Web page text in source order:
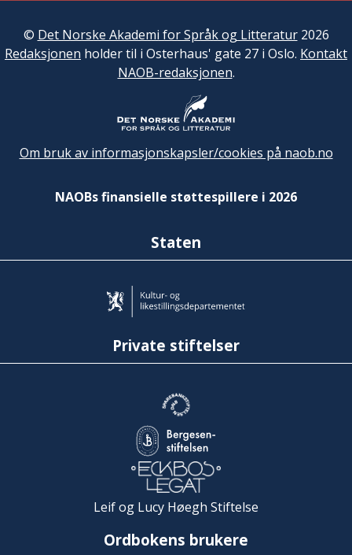
© Det Norske Akademi for Språk og Litteratur2026
Redaksjonen holder til i Osterhaus' gate 27 i Oslo. Kontakt
NAOB-redaksjonen.
Om bruk av informasjonskapsler/cookies på naob.no
NAOBs finansielle støttespillere i 2026
Staten
Private stiftelser
Leif og Lucy Høegh Stiftelse
Ordbokens brukere